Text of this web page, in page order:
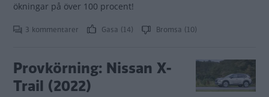
ökningar på över 100 procent!
3 kommentarer Gasa (14) Bromsa (10)
Provkörning: Nissan X-
Trail (2022)